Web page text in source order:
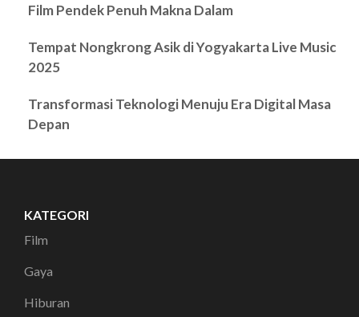
Film Pendek Penuh Makna Dalam
Tempat Nongkrong Asik di Yogyakarta Live Music
2025
Transformasi Teknologi Menuju Era Digital Masa
Depan
KATEGORI
Film
Gaya
Hiburan